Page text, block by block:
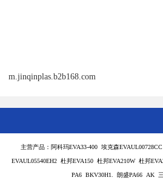
m.jinqinplas.b2b168.com
主营产品：阿科玛EVA33-400 埃克森
EVAUL05540EH2 杜邦EVA150 杜邦EVA210W 杜邦
PA6 BKV30H1. 朗盛PA66 AK